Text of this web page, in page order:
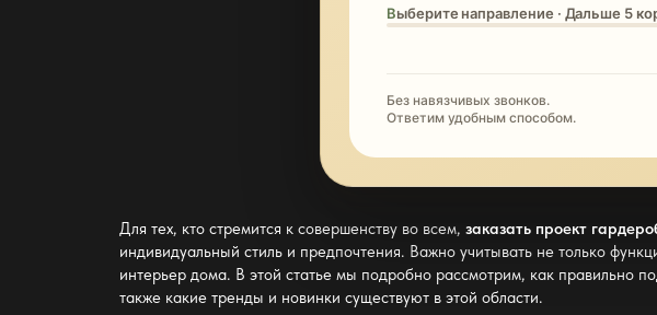
Выберите направление · Дальше 5
Без навязчивых звонков.
Ответим удобным способом.
Для тех, кто стремится к совершенству во всем,заказать проект
индивидуальный стиль и предпочтения. Важно учитывать не только
интерьер дома. В этой статье мы подробно рассмотрим, как правильно
также какие тренды и новинки существуют в этой области.